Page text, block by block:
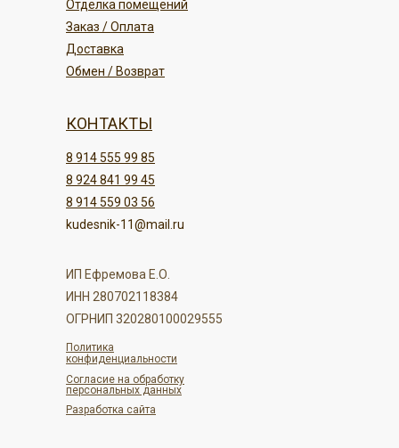
Политика
конфиденциальности
kudesnik-11@mail.ru
8 914 559 03 56
8 914 555 99 85
8 924 841 99 45
КОНТАКТЫ
Обмен / Возврат
Отделка помещений
Заказ / Оплата
Доставка
Разработка сайта
ОГРНИП 320280100029555
ИНН 280702118384
ИП Ефремова Е.О.
Согласие на обработку
персональных данных